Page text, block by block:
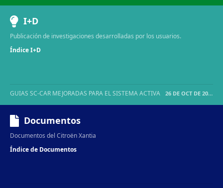
I+D
Publicación de investigaciones desarrolladas por los usuarios.
Índice I+D
GUIAS SC-CAR MEJORADAS PARA EL SISTEMA ACTIVA 26 DE OCT DE 2025
Documentos
Documentos del Citroën Xantia
Índice de Documentos